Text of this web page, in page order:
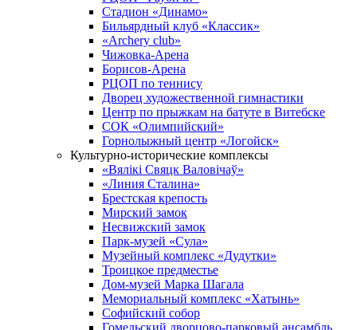
Стадион «Динамо»
Бильярдный клуб «Классик»
«Archery club»
Чижовка-Арена
Борисов-Арена
РЦОП по теннису
Дворец художественной гимнастики
Центр по прыжкам на батуте в Витебске
СОК «Олимпийский»
Горнолыжный центр «Логойск»
Культурно-исторические комплексы
«Вялікі Свяцк Валовічаў»
«Линия Сталина»
Брестская крепость
Мирский замок
Несвижский замок
Парк-музей «Сула»
Музейный комплекс «Дудутки»
Троицкое предместье
Дом-музей Марка Шагала
Мемориальный комплекс «Хатынь»
Софийский собор
Гомельский дворцово-парковый ансамбль